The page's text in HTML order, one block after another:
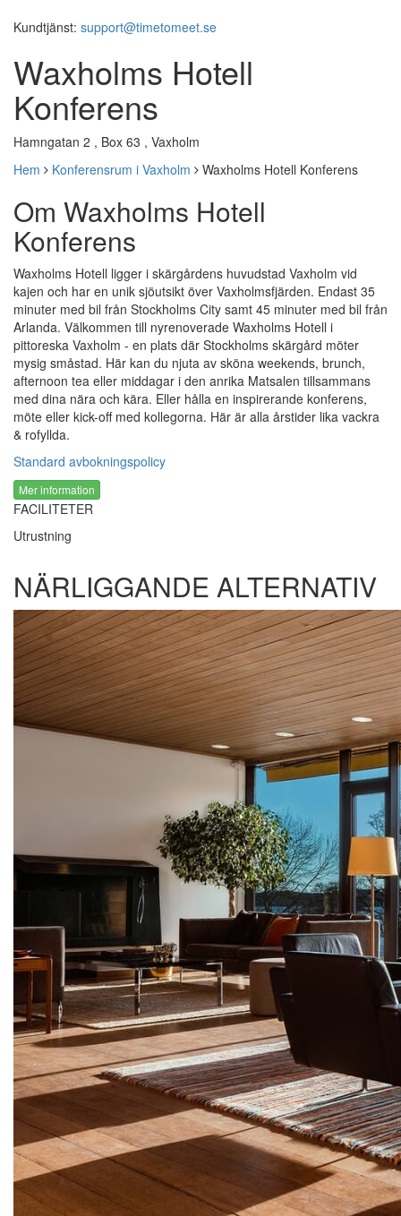
Kundtjänst: support@timetomeet.se
Waxholms Hotell
Konferens
Hamngatan 2 , Box 63 , Vaxholm
Hem
Konferensrum i Vaxholm Waxholms Hotell Konferens
Om Waxholms Hotell
Konferens
Waxholms Hotell ligger i skärgårdens huvudstad Vaxholm vid
kajen och har en unik sjöutsikt över Vaxholmsfjärden. Endast 35
minuter med bil från Stockholms City samt 45 minuter med bil från
Arlanda. Välkommen till nyrenoverade Waxholms Hotell i
pittoreska Vaxholm - en plats där Stockholms skärgård möter
mysig småstad. Här kan du njuta av sköna weekends, brunch,
afternoon tea eller middagar i den anrika Matsalen tillsammans
med dina nära och kära. Eller hålla en inspirerande konferens,
möte eller kick-off med kollegorna. Här är alla årstider lika vackra
& rofyllda.
Standard avbokningspolicy
Mer information
FACILITETER
Utrustning
NÄRLIGGANDE ALTERNATIV